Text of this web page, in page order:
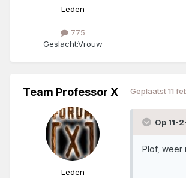
Leden
775
Geslacht:Vrouw
Team Professor X
Leden
Geplaatst11
Op 11-
Plof, weer